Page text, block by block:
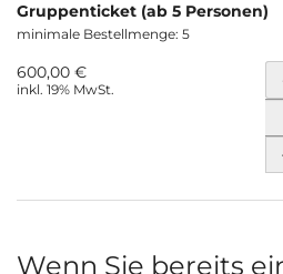
Gruppenticket (ab 5 Personen)
minimale Bestellmenge: 5
600,00 €
inkl. 19% MwSt.
Wenn Sie bereits